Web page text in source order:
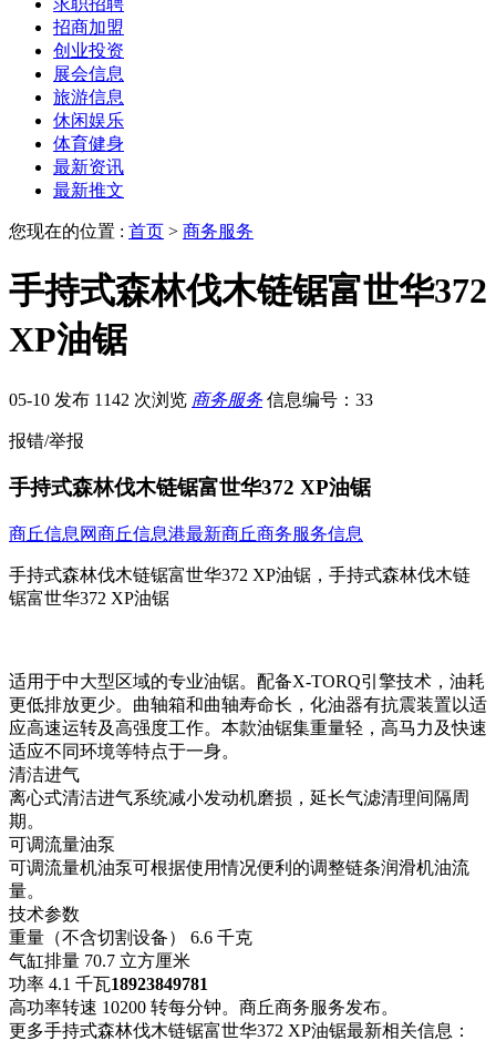
招商加盟
创业投资
展会信息
旅游信息
休闲娱乐
体育健身
最新资讯
最新推文
您现在的位置 : 首页 > 商务服务
手持式森林伐木链锯富世华372
XP油锯
05-10 发布 1142 次浏览 商务服务 信息编号：33
报错/举报
手持式森林伐木链锯富世华372 XP油锯
商丘信息网商丘信息港最新商丘商务服务信息
手持式森林伐木链锯富世华372 XP油锯，手持式森林伐木链
锯富世华372 XP油锯
适用于中大型区域的专业油锯。配备X-TORQ引擎技术，油耗
更低排放更少。曲轴箱和曲轴寿命长，化油器有抗震装置以适
应高速运转及高强度工作。本款油锯集重量轻，高马力及快速
适应不同环境等特点于一身。
清洁进气
离心式清洁进气系统减小发动机磨损，延长气滤清理间隔周
期。
可调流量油泵
可调流量机油泵可根据使用情况便利的调整链条润滑机油流
量。
技术参数
重量（不含切割设备） 6.6 千克
气缸排量 70.7 立方厘米
功率 4.1 千瓦18923849781
高功率转速 10200 转每分钟。商丘商务服务发布。
更多手持式森林伐木链锯富世华372 XP油锯最新相关信息：